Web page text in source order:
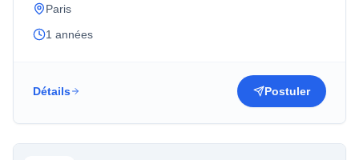
Paris
1 années
Détails Postuler